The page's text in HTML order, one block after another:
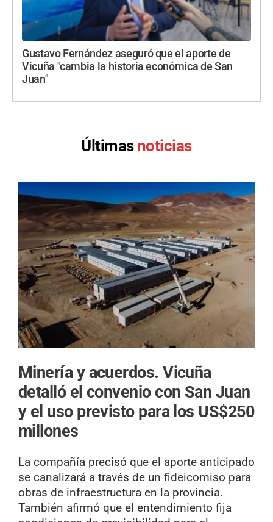
Gustavo Fernández aseguró que el aporte de
Vicuña "cambia la historia económica de San
Juan"
Últimas noticias
Minería y acuerdos.Vicuña
detalló el convenio con San Juan
y el uso previsto para los US$250
millones
La compañía precisó que el aporte anticipado
se canalizará a través de un fideicomiso para
obras de infraestructura en la provincia.
También afirmó que el entendimiento fija